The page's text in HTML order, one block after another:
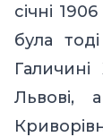
січні
була
Львові,